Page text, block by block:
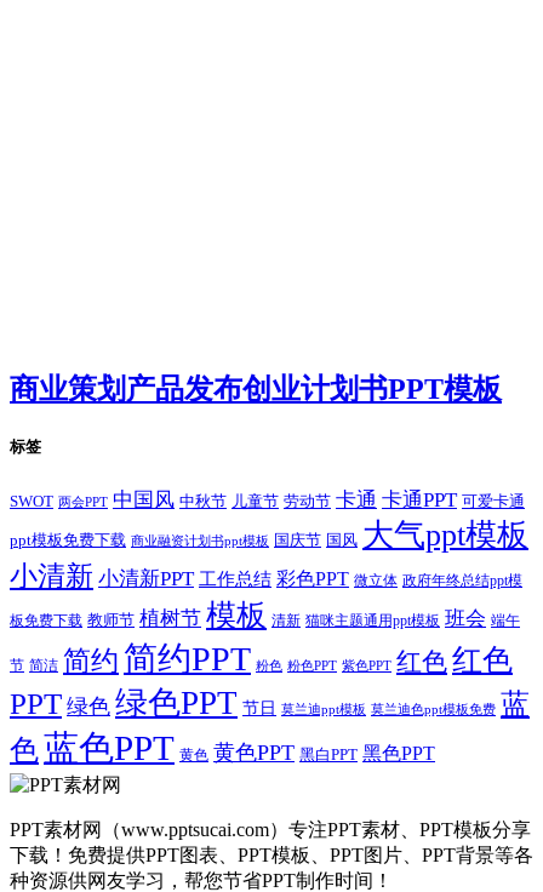
商业策划产品发布创业计划书PPT模板
标签
SWOT 两会PPT 中国风 中秋节 儿童节 劳动节 卡通 卡通PPT 可爱卡通
ppt模板免费下载 商业融资计划书ppt模板 国庆节 国风 大气ppt模板
小清新 小清新PPT 工作总结 彩色PPT 微立体 政府年终总结ppt模
板免费下载 教师节 植树节 模板 清新 猫咪主题通用ppt模板 班会 端午
节 简洁 简约 简约PPT 粉色 粉色PPT 紫色PPT 红色红色
PPT 绿色 绿色PPT 节日 莫兰迪ppt模板 莫兰迪色ppt模板免费 蓝
色蓝色PPT 黄色 黄色PPT 黑白PPT 黑色PPT
PPT素材网（www.pptsucai.com）专注PPT素材、PPT模板分享
下载！免费提供PPT图表、PPT模板、PPT图片、PPT背景等各
种资源供网友学习，帮您节省PPT制作时间！